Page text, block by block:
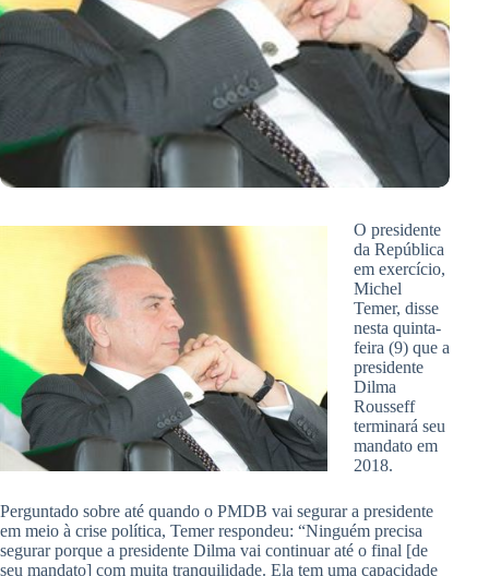
O presidente
da República
em exercício,
Michel
Temer, disse
nesta quinta-
feira (9) que a
presidente
Dilma
Rousseff
terminará seu
mandato em
2018.
Perguntado sobre até quando o PMDB vai segurar a presidente
em meio à crise política, Temer respondeu: “Ninguém precisa
segurar porque a presidente Dilma vai continuar até o final [de
seu mandato] com muita tranquilidade. Ela tem uma capacidade